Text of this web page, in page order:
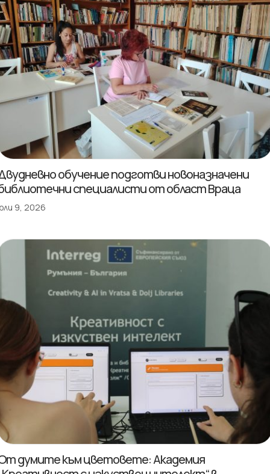
обучение подготви новоназначени
специалисти от област Враца
9, 2026
думите към цветовете: Академия